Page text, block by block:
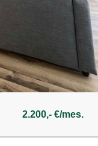
2.200,- €/mes.